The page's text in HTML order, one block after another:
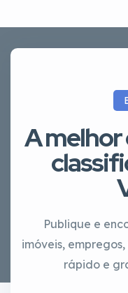
A
Publique e
imóveis,
rápido e